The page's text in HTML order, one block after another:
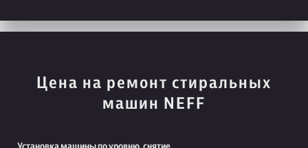
Цена на ремонт стиральных
машин NEFF